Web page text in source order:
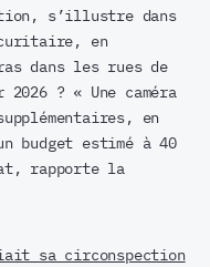
s’illustre dans
en
dans les rues de
? « Une caméra
en
budget estimé à 40
rapporte la
sa circonspection